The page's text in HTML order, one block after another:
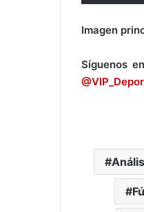
Imagen
Síguenos en